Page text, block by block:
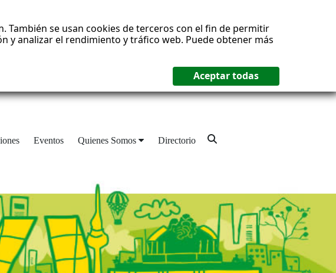
También se usan cookies de terceros con el fin de permitir
y analizar el rendimiento y tráfico web. Puede obtener más
Eventos Quienes Somos Directorio